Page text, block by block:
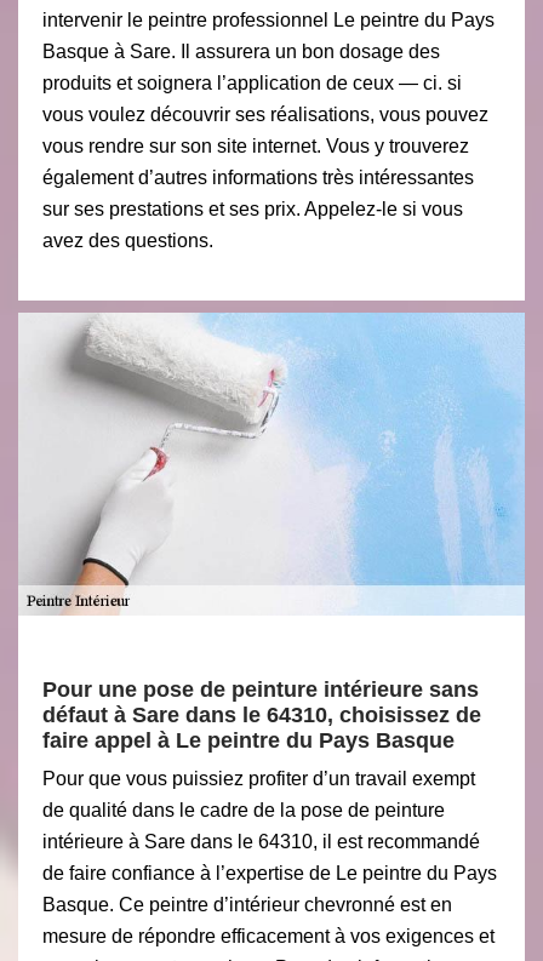
intervenir le peintre professionnel Le peintre du Pays
Basque à Sare. Il assurera un bon dosage des
produits et soignera l’application de ceux — ci. si
vous voulez découvrir ses réalisations, vous pouvez
vous rendre sur son site internet. Vous y trouverez
également d’autres informations très intéressantes
sur ses prestations et ses prix. Appelez-le si vous
avez des questions.
Pour une pose de peinture intérieure sans
défaut à Sare dans le 64310, choisissez de
faire appel à Le peintre du Pays Basque
Pour que vous puissiez profiter d’un travail exempt
de qualité dans le cadre de la pose de peinture
intérieure à Sare dans le 64310, il est recommandé
de faire confiance à l’expertise de Le peintre du Pays
Basque. Ce peintre d’intérieur chevronné est en
mesure de répondre efficacement à vos exigences et